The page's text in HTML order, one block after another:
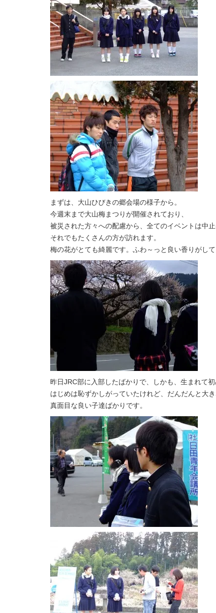
まずは、大山ひびきの郷会場の様子から。
今週末まで大山梅まつりが開催されており、
被災された方々への配慮から、全てのイベントは中止
それでもたくさんの方が訪れます。
梅の花がとても綺麗です。ふわ～っと良い香りがして
昨日JRC部に入部したばかりで、しかも、生まれて初
はじめは恥ずかしがっていたけれど、だんだんと大
真面目な良い子達ばかりです。